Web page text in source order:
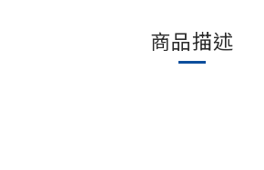
商品描述